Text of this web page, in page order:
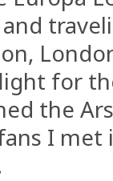
for
the
I met